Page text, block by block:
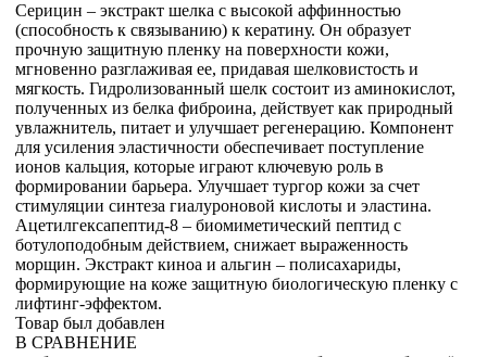
Серицин – экстракт шелка с высокой аффинностью
(способность к связыванию) к кератину. Он образует
прочную защитную пленку на поверхности кожи,
мгновенно разглаживая ее, придавая шелковистость и
мягкость. Гидролизованный шелк состоит из аминокислот,
полученных из белка фиброина, действует как природный
увлажнитель, питает и улучшает регенерацию. Компонент
для усиления эластичности обеспечивает поступление
ионов кальция, которые играют ключевую роль в
формировании барьера. Улучшает тургор кожи за счет
стимуляции синтеза гиалуроновой кислоты и эластина.
Ацетилгексапептид-8 – биомиметический пептид с
ботулоподобным действием, снижает выраженность
морщин. Экстракт киноа и альгин – полисахариды,
формирующие на коже защитную биологическую пленку с
лифтинг-эффектом.
Товар был добавлен
В СРАВНЕНИЕ